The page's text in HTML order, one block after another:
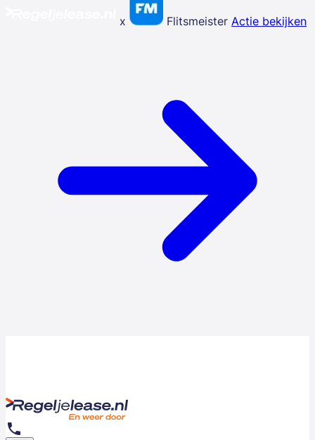
x Flitsmeister Actie bekijken